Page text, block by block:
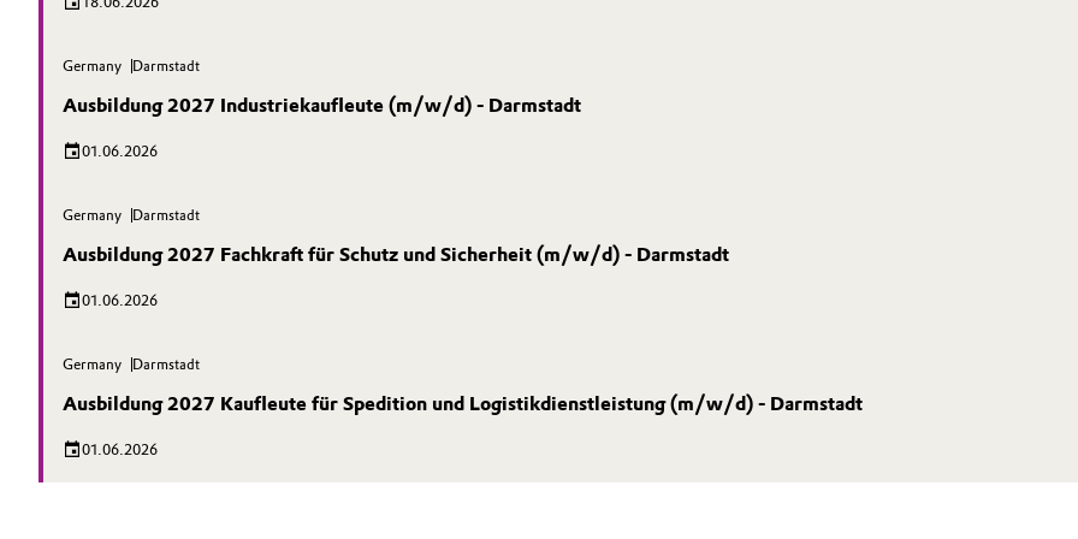
Germany Darmstadt
Ausbildung 2027 Industriekaufleute (m/w/d) - Darmstadt
01.06.2026
Germany Darmstadt
Ausbildung 2027 Fachkraft für Schutz und Sicherheit (m/w/d) - Darmstadt
01.06.2026
Germany Darmstadt
Ausbildung 2027 Kaufleute für Spedition und Logistikdienstleistung (m/w/d) - Darmstadt
01.06.2026